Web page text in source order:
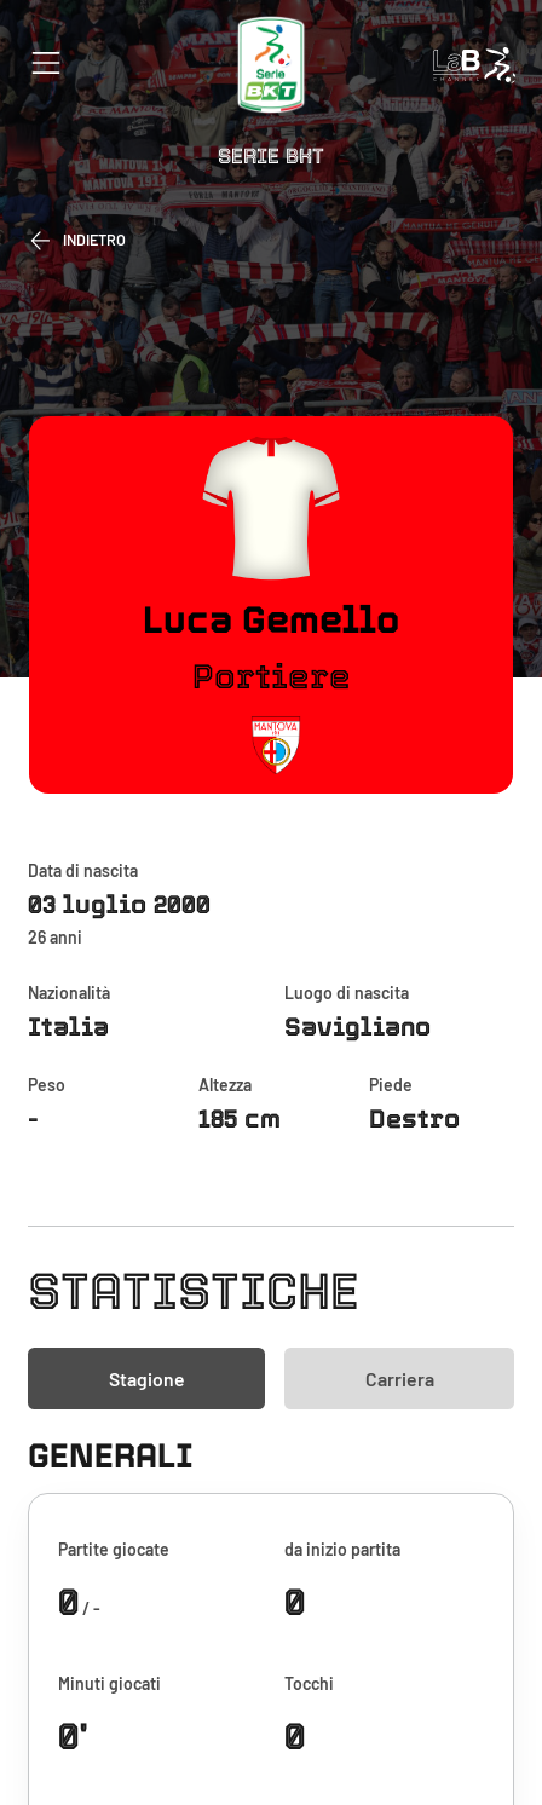
SERIE BKT
INDIETRO
Luca Gemello
Portiere
Data di nascita
03 luglio 2000
26 anni
Nazionalità
Italia
Luogo di nascita
Savigliano
Peso
-
Altezza
185 cm
Piede
Destro
STATISTICHE
Stagione Carriera
GENERALI
Partite giocate
0/ -
da inizio partita
0
Minuti giocati
0'
Tocchi
0